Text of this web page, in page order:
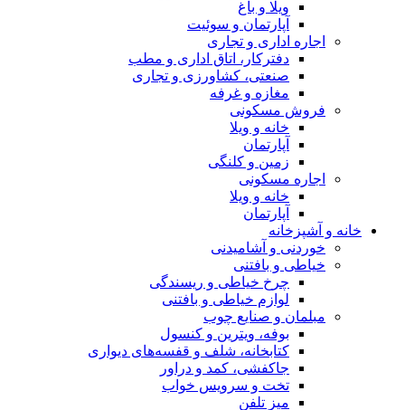
ویلا و باغ
آپارتمان و سوئیت
اجاره اداری و تجاری
دفترکار، اتاق اداری و مطب
صنعتی، کشاورزی و تجاری
مغازه و غرفه
فروش مسکونی
خانه و ویلا
آپارتمان
زمین و کلنگی
اجاره مسکونی
خانه و ویلا
آپارتمان
خانه و آشپزخانه
خوردنی و آشامیدنی
خیاطی و بافتنی
چرخ خیاطی و ریسندگی
لوازم خیاطی و بافتنی
مبلمان و صنایع چوب
بوفه، ویترین و کنسول
کتابخانه، شلف و قفسه‌های دیواری
جاکفشی، کمد و دراور
تخت و سرویس خواب
میز تلفن